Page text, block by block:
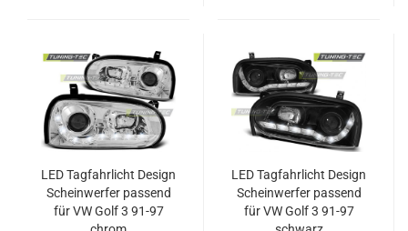
LED Tagfahrlicht Design
Scheinwerfer passend
für VW Golf 3 91-97
LED Tagfahrlicht Design
Scheinwerfer passend
für VW Golf 3 91-97